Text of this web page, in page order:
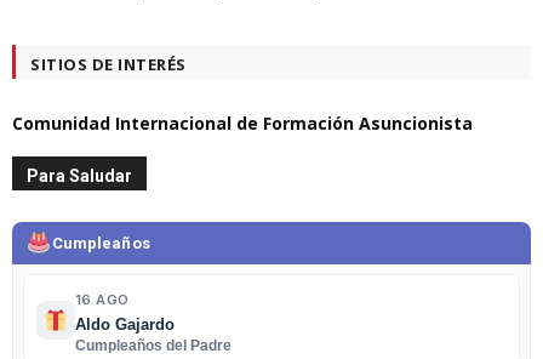
SITIOS DE INTERÉS
Comunidad Internacional de Formación Asuncionista
Para Saludar
Cumpleaños
16 AGO
Aldo Gajardo
Cumpleaños del Padre